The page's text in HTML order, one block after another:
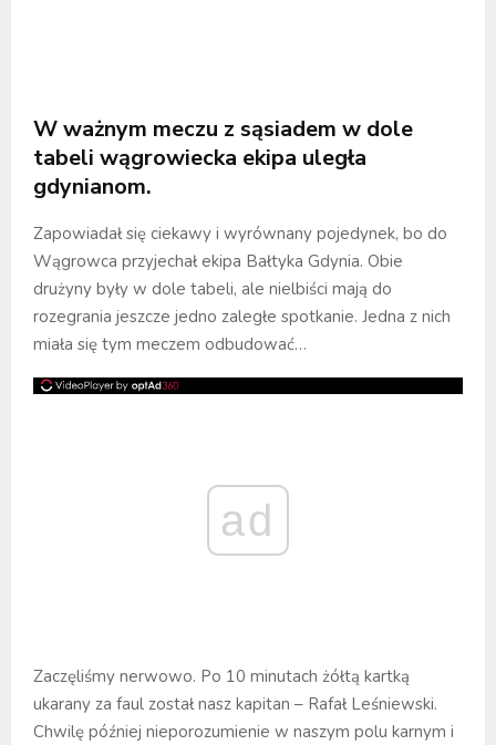
W ważnym meczu z sąsiadem w dole
tabeli wągrowiecka ekipa uległa
gdynianom.
Zapowiadał się ciekawy i wyrównany pojedynek, bo do
Wągrowca przyjechał ekipa Bałtyka Gdynia. Obie
drużyny były w dole tabeli, ale nielbiści mają do
rozegrania jeszcze jedno zaległe spotkanie. Jedna z nich
miała się tym meczem odbudować…
ad
Zaczęliśmy nerwowo. Po 10 minutach żółtą kartką
ukarany za faul został nasz kapitan – Rafał Leśniewski.
Chwilę później nieporozumienie w naszym polu karnym i